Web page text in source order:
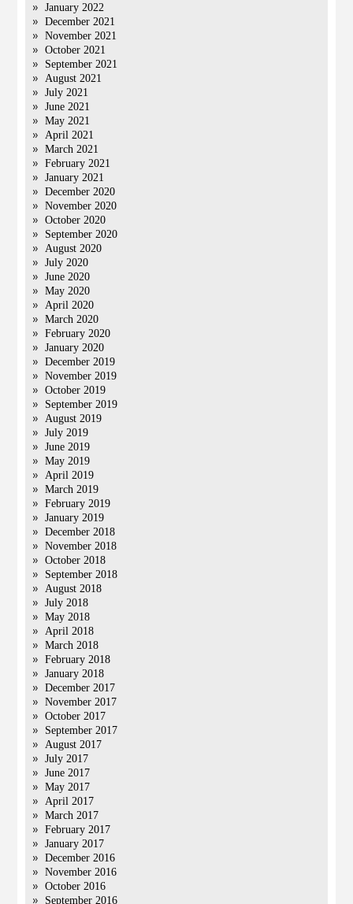
January 2022
December 2021
November 2021
October 2021
September 2021
August 2021
July 2021
June 2021
May 2021
April 2021
March 2021
February 2021
January 2021
December 2020
November 2020
October 2020
September 2020
August 2020
July 2020
June 2020
May 2020
April 2020
March 2020
February 2020
January 2020
December 2019
November 2019
October 2019
September 2019
August 2019
July 2019
June 2019
May 2019
April 2019
March 2019
February 2019
January 2019
December 2018
November 2018
October 2018
September 2018
August 2018
July 2018
May 2018
April 2018
March 2018
February 2018
January 2018
December 2017
November 2017
October 2017
September 2017
August 2017
July 2017
June 2017
May 2017
April 2017
March 2017
February 2017
January 2017
December 2016
November 2016
October 2016
September 2016